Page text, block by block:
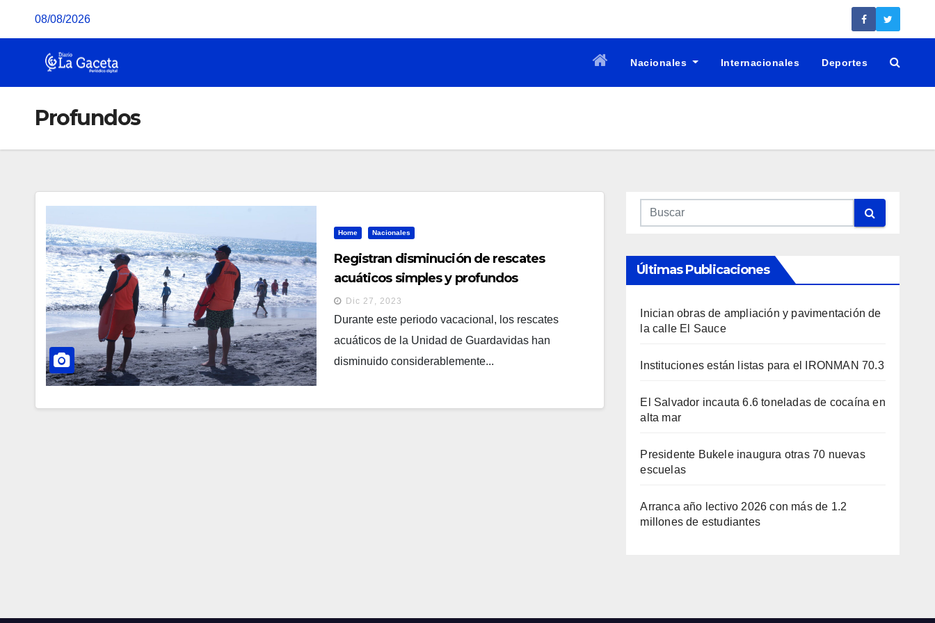
08/08/2026
Nacionales Internacionales Deportes
Profundos
Home Nacionales
Registran disminución de rescates
acuáticos simples y profundos
Dic 27, 2023
Durante este periodo vacacional, los rescates
acuáticos de la Unidad de Guardavidas han
disminuido considerablemente...
Últimas Publicaciones
Inician obras de ampliación y pavimentación de
la calle El Sauce
Instituciones están listas para el IRONMAN 70.3
El Salvador incauta 6.6 toneladas de cocaína en
alta mar
Presidente Bukele inaugura otras 70 nuevas
escuelas
Arranca año lectivo 2026 con más de 1.2
millones de estudiantes